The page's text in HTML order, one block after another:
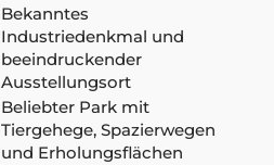
Bekanntes
Industriedenkmal und
beeindruckender
Ausstellungsort
Beliebter Park mit
Tiergehege, Spazierwegen
und Erholungsflächen